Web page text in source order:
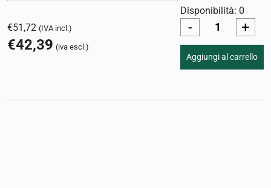
€51,72 (IVA incl.)
€42,39 (iva escl.)
Disponibilità: 0
- +
Aggiungi al carrello